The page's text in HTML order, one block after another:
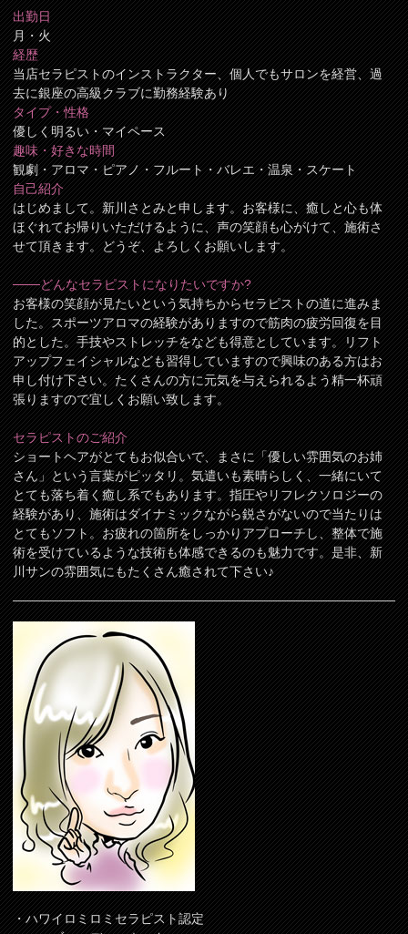
出勤日
月・火
経歴
当店セラピストのインストラクター、個人でもサロンを経営、過
去に銀座の高級クラブに勤務経験あり
タイプ・性格
優しく明るい・マイペース
趣味・好きな時間
観劇・アロマ・ピアノ・フルート・バレエ・温泉・スケート
自己紹介
はじめまして。新川さとみと申します。お客様に、癒しと心も体
ほぐれてお帰りいただけるように、声の笑顔も心がけて、施術さ
せて頂きます。どうぞ、よろしくお願いします。
───どんなセラピストになりたいですか?
お客様の笑顔が見たいという気持ちからセラピストの道に進みま
した。スポーツアロマの経験がありますので筋肉の疲労回復を目
的とした。手技やストレッチをなども得意としています。リフト
アップフェイシャルなども習得していますので興味のある方はお
申し付け下さい。たくさんの方に元気を与えられるよう精一杯頑
張りますので宜しくお願い致します。
セラピストのご紹介
ショートヘアがとてもお似合いで、まさに「優しい雰囲気のお姉
さん」という言葉がピッタリ。気遣いも素晴らしく、一緒にいて
とても落ち着く癒し系でもあります。指圧やリフレクソロジーの
経験があり、施術はダイナミックながら鋭さがないので当たりは
とてもソフト。お疲れの箇所をしっかりアプローチし、整体で施
術を受けているような技術も体感できるのも魅力です。是非、新
川サンの雰囲気にもたくさん癒されて下さい♪
・ハワイロミロミセラピスト認定